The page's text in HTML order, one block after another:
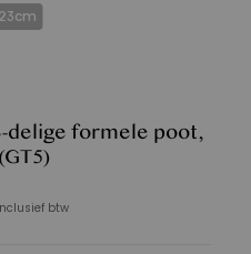
delige formele poot,
(GT5)
btw